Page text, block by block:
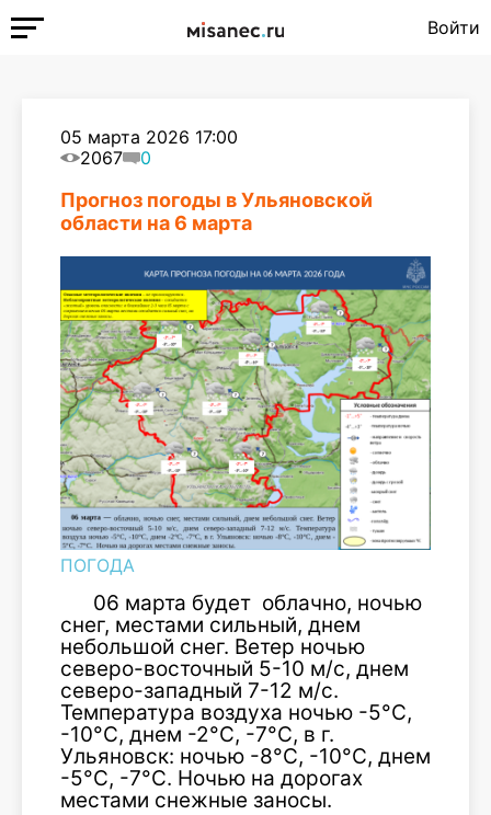
Войти
05 марта 2026 17:00
2067
0
Прогноз погоды в Ульяновской
области на 6 марта
ПОГОДА
06 марта будет облачно, ночью
снег, местами сильный, днем
небольшой снег. Ветер ночью
северо-восточный 5-10 м/с, днем
северо-западный 7-12 м/с.
Температура воздуха ночью -5°С,
-10°С, днем -2°С, -7°С, в г.
Ульяновск: ночью -8°С, -10°С, днем
-5°С, -7°С. Ночью на дорогах
местами снежные заносы.